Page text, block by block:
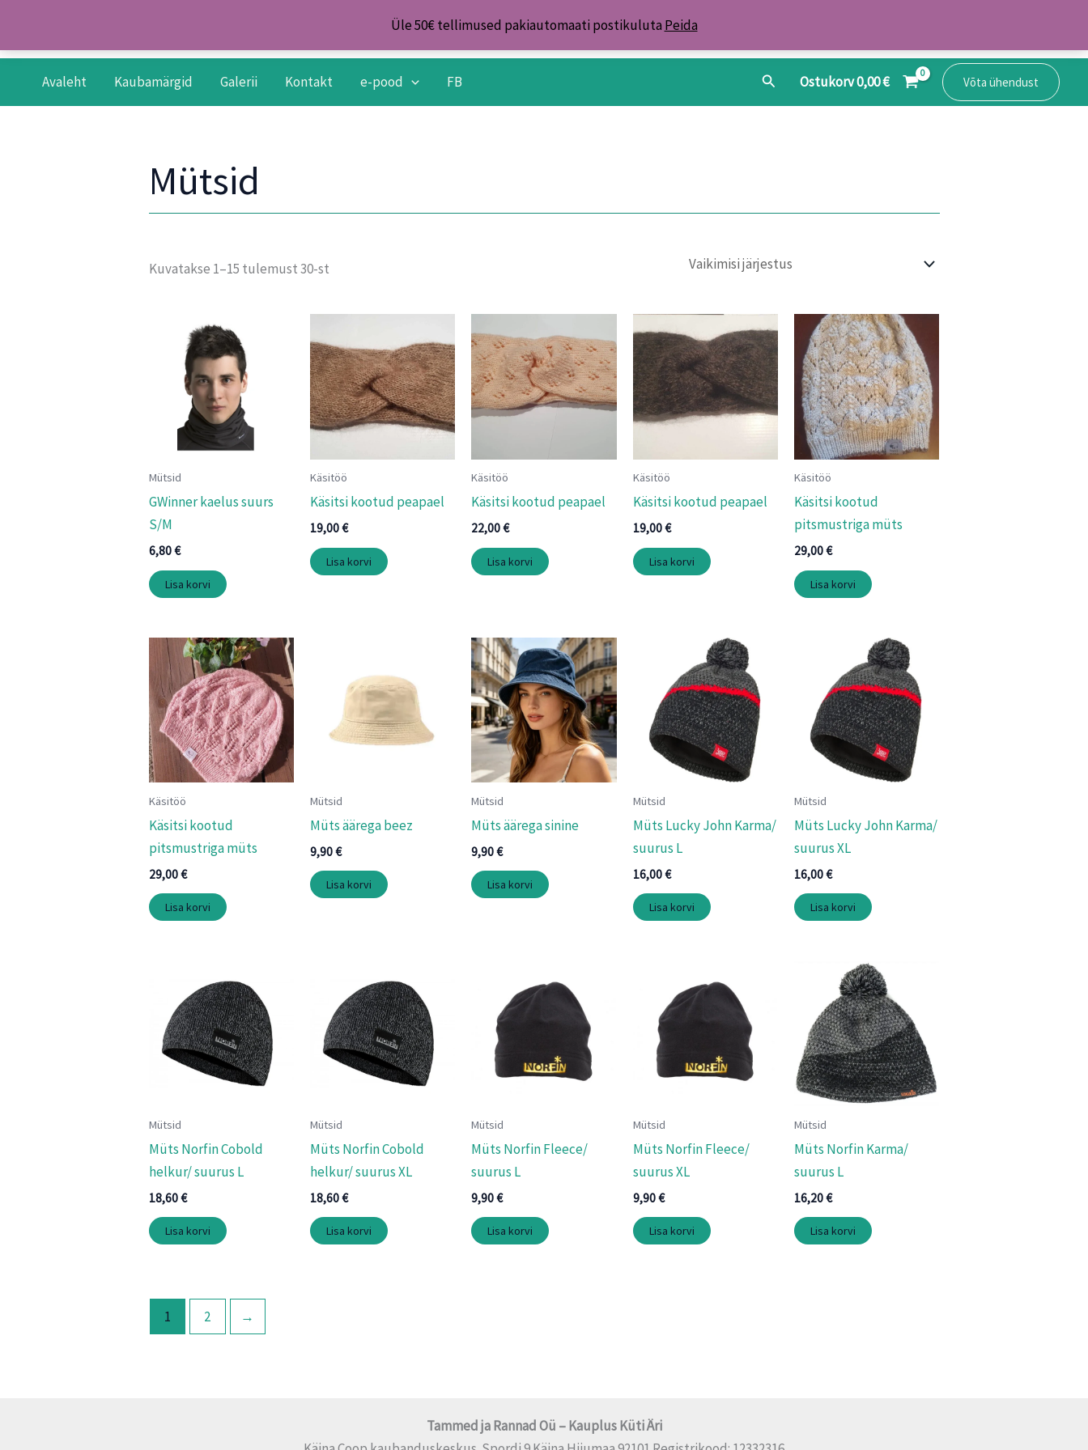
Üle 50€ tellimused pakiautomaati postikuluta Peida
content
Avaleht
Kaubamärgid Galerii Kontakt e-pood FB SearchOstukorv0,00€ Võta ühendust
Mütsid
Kuvatakse 1–15 tulemust 30-st
Mütsid
GWinner kaelus suurs
S/M
6,80€
Lisa korvi
Käsitöö
Käsitsi kootud peapael
19,00€
Lisa korvi
Käsitöö
Käsitsi kootud peapael
22,00€
Lisa korvi
Käsitöö
Käsitsi kootud peapael
19,00€
Lisa korvi
Käsitöö
Käsitsi kootud
pitsmustriga müts
29,00€
Lisa korvi
Käsitöö
Käsitsi kootud
pitsmustriga müts
29,00€
Lisa korvi
Mütsid
Müts äärega beez
9,90€
Lisa korvi
Mütsid
Müts äärega sinine
9,90€
Lisa korvi
Mütsid
Müts Lucky John Karma/
suurus L
16,00€
Lisa korvi
Mütsid
Müts Lucky John Karma/
suurus XL
16,00€
Lisa korvi
Mütsid
Müts Norfin Cobold
helkur/ suurus L
18,60€
Lisa korvi
Mütsid
Müts Norfin Cobold
helkur/ suurus XL
18,60€
Lisa korvi
Mütsid
Müts Norfin Fleece/
suurus L
9,90€
Lisa korvi
Mütsid
Müts Norfin Fleece/
suurus XL
9,90€
Lisa korvi
Mütsid
Müts Norfin Karma/
suurus L
16,20€
Lisa korvi
1 2 →
Tammed ja Rannad Oü – Kauplus Küti Äri